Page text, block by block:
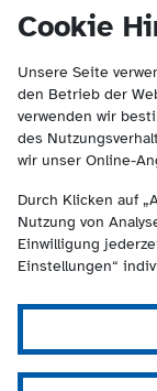
Cookie
Unsere Seite
den Betrieb der
verwenden wir
des
wir unser Online-
Durch Klicken auf
Nutzung von
Einwilligung
Einstellungen“